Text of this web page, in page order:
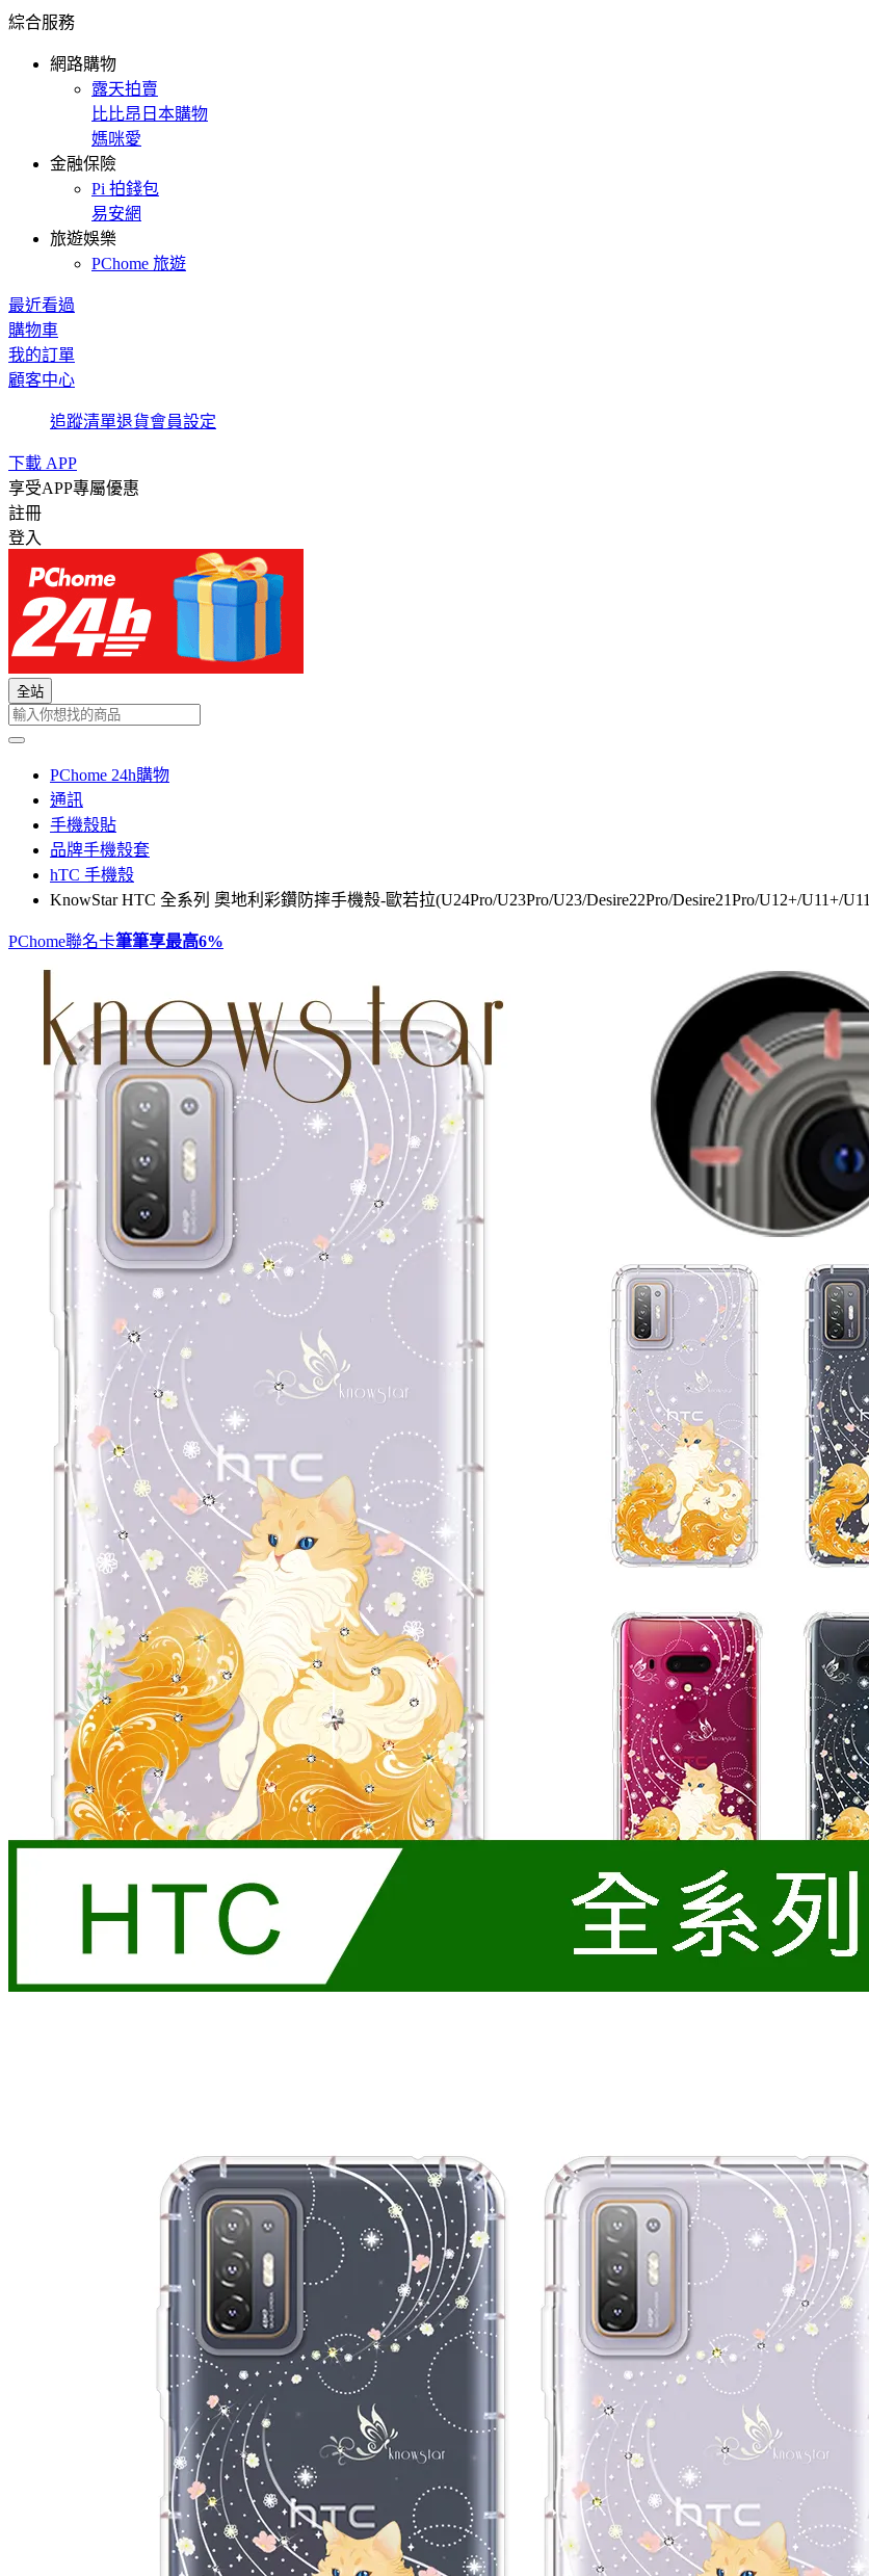
綜合服務
網路購物
露天拍賣
比比昂日本購物
媽咪愛
金融保險
Pi 拍錢包
易安網
旅遊娛樂
PChome 旅遊
最近看過
購物車
我的訂單
顧客中心
追蹤清單退貨會員設定
下載 APP
享受APP專屬優惠
註冊
登入
全站
PChome 24h購物
通訊
手機殼貼
品牌手機殼套
hTC 手機殼
KnowStar HTC 全系列 奧地利彩鑽防摔手機殼-歐若拉(U24Pro/U23Pro/U23/Desire22Pro/Desire21Pro/U12+/U11+/U11
PChome聯名卡筆筆享最高6%